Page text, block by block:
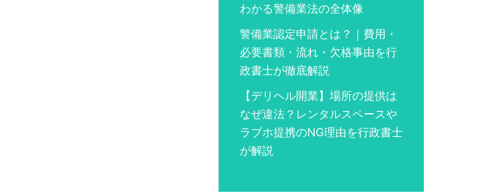
わかる警備業法の全体像
警備業認定申請とは？｜費用・
必要書類・流れ・欠格事由を行
政書士が徹底解説
【デリヘル開業】場所の提供は
なぜ違法？レンタルスペースや
ラブホ提携のNG理由を行政書士
が解説